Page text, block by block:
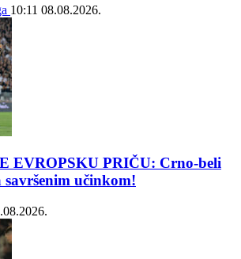
10:11 08.08.2026.
EVROPSKU PRIČU: Crno-beli
savršenim učinkom!